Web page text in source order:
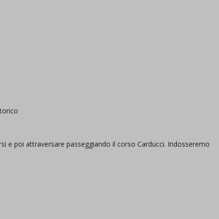
e poi attraversare passeggiando il corso Carducci. Indosseremo